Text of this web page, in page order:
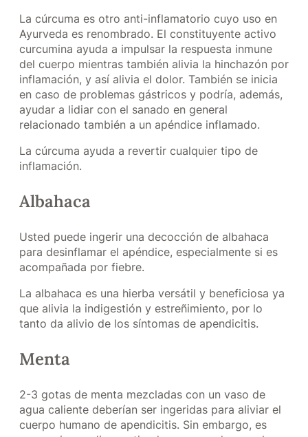
La cúrcuma es otro anti-inflamatorio cuyo uso en
Ayurveda es renombrado. El constituyente activo
curcumina ayuda a impulsar la respuesta inmune
del cuerpo mientras también alivia la hinchazón por
inflamación, y así alivia el dolor. También se inicia
en caso de problemas gástricos y podría, además,
ayudar a lidiar con el sanado en general
relacionado también a un apéndice inflamado.
La cúrcuma ayuda a revertir cualquier tipo de
inflamación.
Albahaca
Usted puede ingerir una decocción de albahaca
para desinflamar el apéndice, especialmente si es
acompañada por fiebre.
La albahaca es una hierba versátil y beneficiosa ya
que alivia la indigestión y estreñimiento, por lo
tanto da alivio de los síntomas de apendicitis.
Menta
2-3 gotas de menta mezcladas con un vaso de
agua caliente deberían ser ingeridas para aliviar el
cuerpo humano de apendicitis. Sin embargo, es